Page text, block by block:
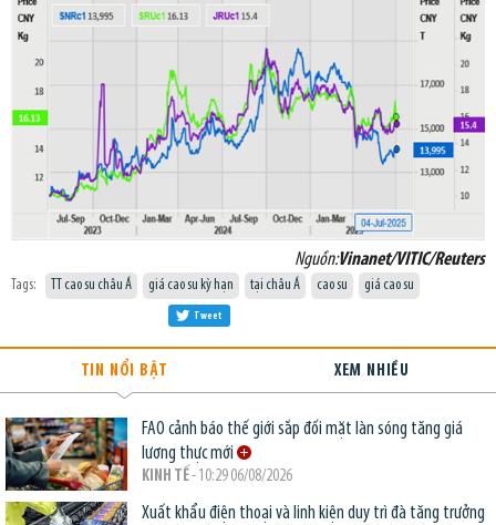
Nguồn:Vinanet/VITIC/Reuters
Tags: TT cao su châu Á giá cao su kỳ hạn tại châu Á cao su giá cao su
Tweet
TIN NỔI BẬT XEM NHIỀU
FAO cảnh báo thế giới sắp đối mặt làn sóng tăng giá
lương thực mới
KINH TẾ- 10:29 06/08/2026
Xuất khẩu điện thoại và linh kiện duy trì đà tăng trưởng